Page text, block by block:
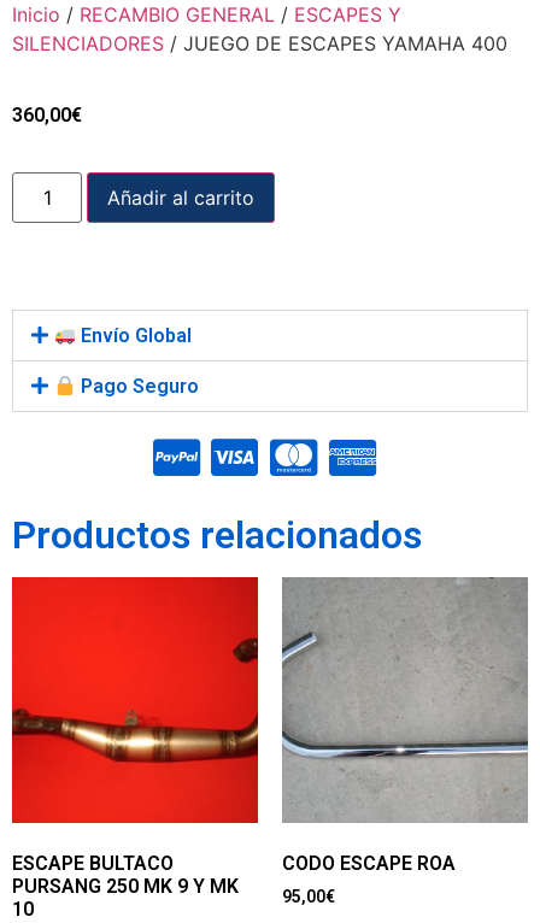
Inicio / RECAMBIO GENERAL / ESCAPES Y
SILENCIADORES / JUEGO DE ESCAPES YAMAHA 400
360,00€
Añadir al carrito
Envío Global
Pago Seguro
Productos relacionados
ESCAPE BULTACO
PURSANG 250 MK 9 Y MK
10
CODO ESCAPE ROA
95,00€